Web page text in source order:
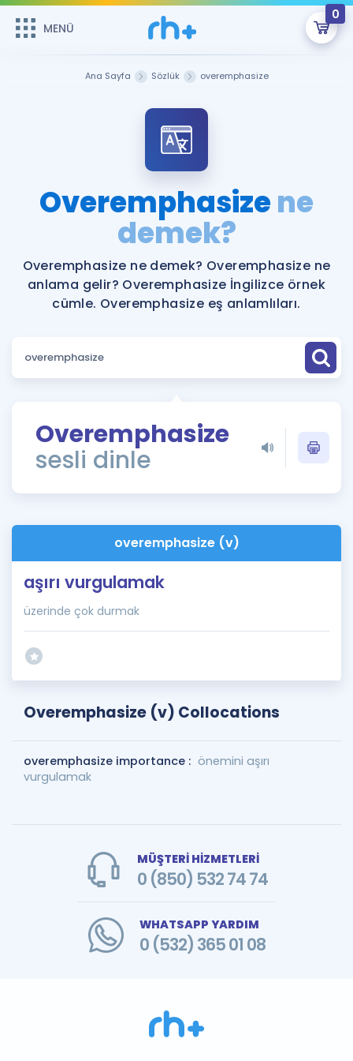
MENÜ
0
Şifremi Hatırlamıyorum
Sepetin Şu An Boş.
Remzi Hoca ile seni sınava hazırlayacak onlarca eğitim seni
bekliyor!
MENÜ
Katılımcı Görüşleri
Faydalı Araçlar
Ücretsiz Kaynaklar
Puan Hesaplama
ÖSYM Sınav Takvimi
Kampanyalar
İngilizce Gramer
İngilizce Gramer
Ana Sayfa Sözlük overemphasize
Overemphasizene
demek?
Overemphasize ne demek? Overemphasize ne
anlama gelir? Overemphasize İngilizce örnek
cümle. Overemphasize eş anlamlıları.
Overemphasize
sesli dinle
overemphasize (v)
aşırı vurgulamak
üzerinde çok durmak
Overemphasize (v) Collocations
overemphasize importance : önemini aşırı
vurgulamak
MÜŞTERİ HİZMETLERİ
0 (850) 532 74 74
WHATSAPP YARDIM
0 (532) 365 01 08